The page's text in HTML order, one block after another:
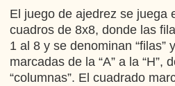
El juego de ajedrez se juega
cuadros de 8x8, donde las
1 al 8 y se denominan “filas”
marcadas de la “A” a la “H”,
“columnas”. El cuadrado